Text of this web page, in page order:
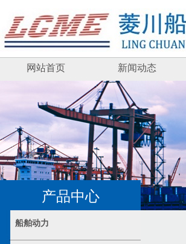
网站首页 新闻动态
产品中心
船舶动力